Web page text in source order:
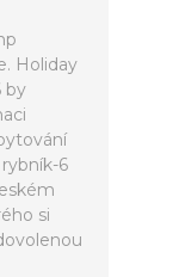
Holiday
by
6
si